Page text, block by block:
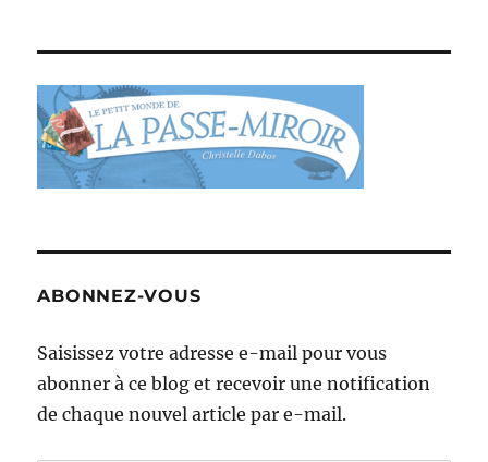
ABONNEZ-VOUS
Saisissez votre adresse e-mail pour vous
abonner à ce blog et recevoir une notification
de chaque nouvel article par e-mail.